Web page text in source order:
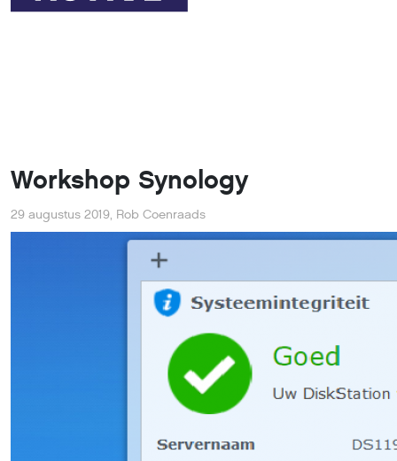
Workshop Synology
29 augustus 2019, Rob Coenraads